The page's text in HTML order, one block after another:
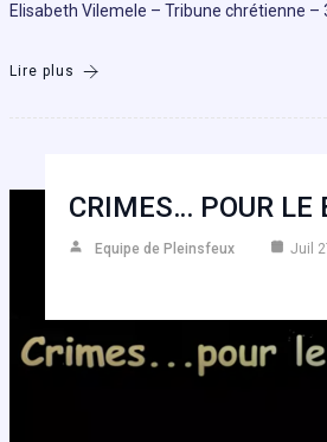
Elisabeth Vilemele – Tribune chrétienne
Lire plus
CRIMES… POUR LE
Equipe de Pleinsfeux Juil